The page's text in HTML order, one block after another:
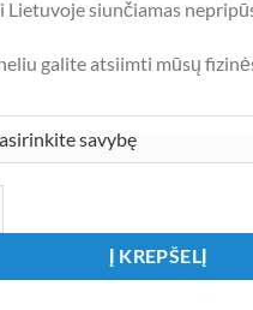
siunčiamas
galite atsiimti mūsų
Į KREPŠELĮ